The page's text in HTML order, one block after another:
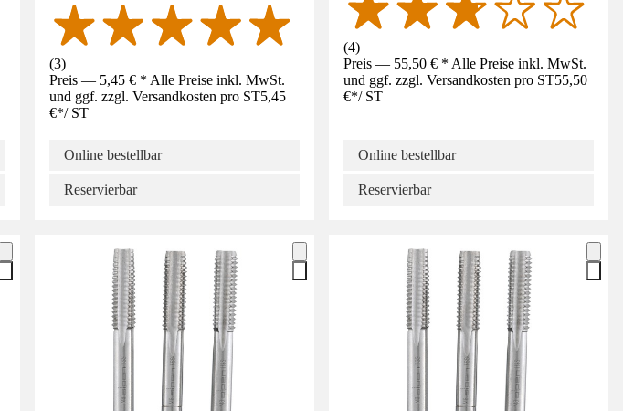
(3)
Preis — 5,45 € * Alle Preise inkl. MwSt.
und ggf. zzgl. Versandkosten pro ST5,45
€*/ ST
Online bestellbar
Reservierbar
(4)
Preis — 55,50 € * Alle Preise inkl. MwSt.
und ggf. zzgl. Versandkosten pro ST55,50
€*/ ST
Online bestellbar
Reservierbar